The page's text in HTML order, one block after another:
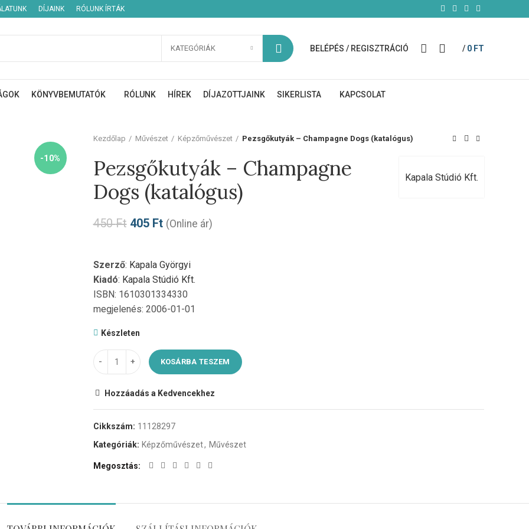
DÍJAINK RÓLUNK ÍRTÁK
KATEGÓRIÁK BELÉPÉS / REGISZTRÁCIÓ / 0 FT
KÖNYVBEMUTATÓK RÓLUNK HÍREK DÍJAZOTTJAINK SIKERLISTA KAPCSOLAT
-10%
Kezdőlap
Művészet Képzőművészet Pezsgőkutyák – Champagne Dogs (katalógus)
Kapala Stúdió Kft.
Pezsgőkutyák – Champagne
Dogs (katalógus)
450Ft 405 Ft (Online ár)
Szerző: Kapala Györgyi
Kiadó: Kapala Stúdió Kft.
ISBN: 1610301334330
megjelenés: 2006-01-01
Készleten
KOSÁRBA TESZEM
Hozzáadás a Kedvencekhez
Cikkszám: 11128297
Kategóriák: Képzőművészet, Művészet
Megosztás